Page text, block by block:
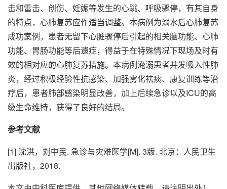
击和雷击、创伤、妊娠等发生的心跳、呼吸骤停，有其自身
的特点，心肺复苏应作适当调整。本病例为溺水后心肺复苏
成功案例，患者无留下心脏骤停后引起的相关脑功能、心肺
功能、胃肠功能等后遗症，得益于在特殊情况下现场及时有
效的相对应的心肺复苏措施。本病例淹溺患者并发吸入性肺
炎，经过积极经验性抗感染、加强雾化祛痰、康复训练等治
疗后，患者肺部感染明显改善，加上后续急诊以及ICU的高
级生命维持，获得了良好的结局。
参考文献
[1] 沈洪，刘中民. 急诊与灾难医学[M]. 3版. 北京：人民卫生
出版社，2018.